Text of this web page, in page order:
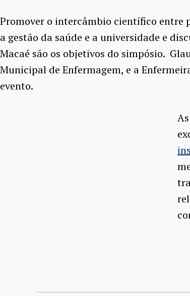
Promover o intercâmbio científico entre
a gestão da saúde e a universidade e
Macaé são os objetivos do simpósio.
Municipal de Enfermagem, e a
evento.